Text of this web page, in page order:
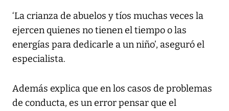
‘La crianza de abuelos y tíos muchas veces la
ejercen quienes no tienen el tiempo o las
energías para dedicarle a un niño’, aseguró el
especialista.
Además explica que en los casos de problemas
de conducta, es un error pensar que el